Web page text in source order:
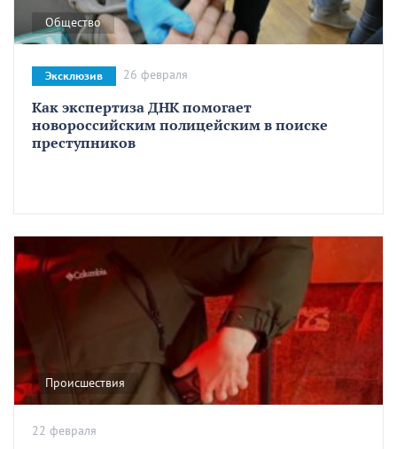
Общество
Как экспертиза ДНК помогает
новороссийским полицейским в поиске
преступников
Эксклюзив 26 февраля
Происшествия
22 февраля